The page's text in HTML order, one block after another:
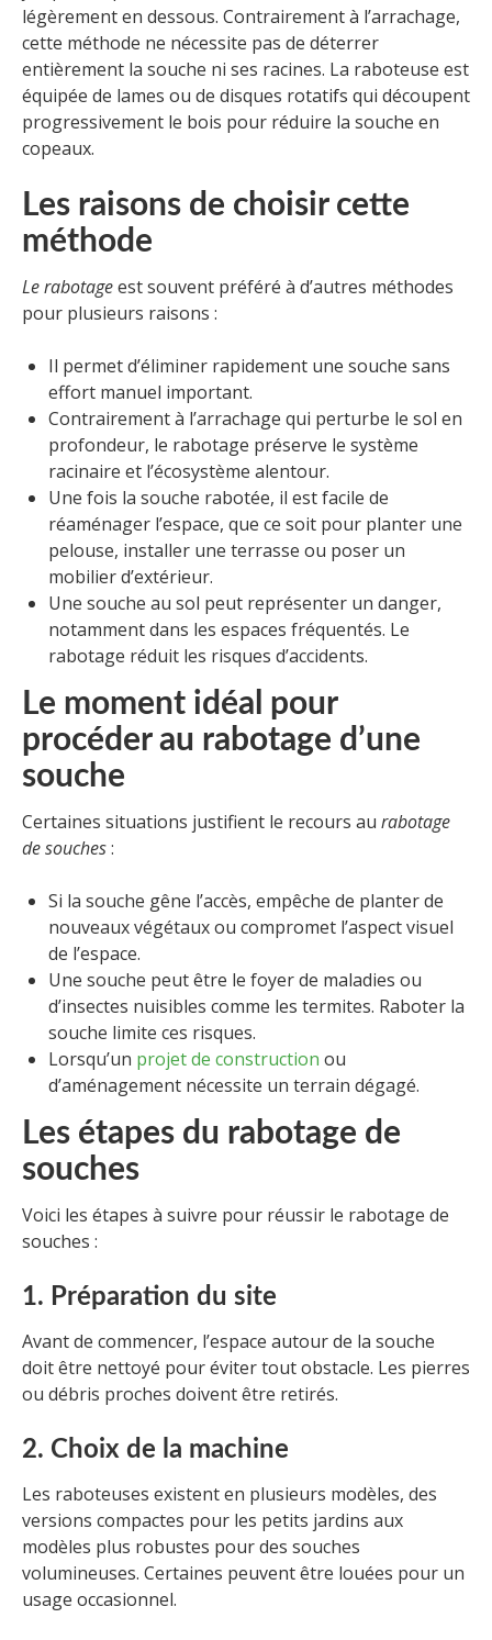
légèrement en dessous. Contrairement à l’arrachage,
cette méthode ne nécessite pas de déterrer
entièrement la souche ni ses racines. La raboteuse est
équipée de lames ou de disques rotatifs qui découpent
progressivement le bois pour réduire la souche en
copeaux.
Les raisons de choisir cette
méthode
Le rabotageest souvent préféré à d’autres méthodes
pour plusieurs raisons :
Il permet d’éliminer rapidement une souche sans
effort manuel important.
Contrairement à l’arrachage qui perturbe le sol en
profondeur, le rabotage préserve le système
racinaire et l’écosystème alentour.
Une fois la souche rabotée, il est facile de
réaménager l’espace, que ce soit pour planter une
pelouse, installer une terrasse ou poser un
mobilier d’extérieur.
Une souche au sol peut représenter un danger,
notamment dans les espaces fréquentés. Le
rabotage réduit les risques d’accidents.
Le moment idéal pour
procéder au rabotage d’une
souche
Certaines situations justifient le recours au rabotage
de souches:
Si la souche gêne l’accès, empêche de planter de
nouveaux végétaux ou compromet l’aspect visuel
de l’espace.
Une souche peut être le foyer de maladies ou
d’insectes nuisibles comme les termites. Raboter la
souche limite ces risques.
Lorsqu’un projet de construction ou
d’aménagement nécessite un terrain dégagé.
Les étapes du rabotage de
souches
Voici les étapes à suivre pour réussir le rabotage de
souches :
1. Préparation du site
Avant de commencer, l’espace autour de la souche
doit être nettoyé pour éviter tout obstacle. Les pierres
ou débris proches doivent être retirés.
2. Choix de la machine
Les raboteuses existent en plusieurs modèles, des
versions compactes pour les petits jardins aux
modèles plus robustes pour des souches
volumineuses. Certaines peuvent être louées pour un
usage occasionnel.